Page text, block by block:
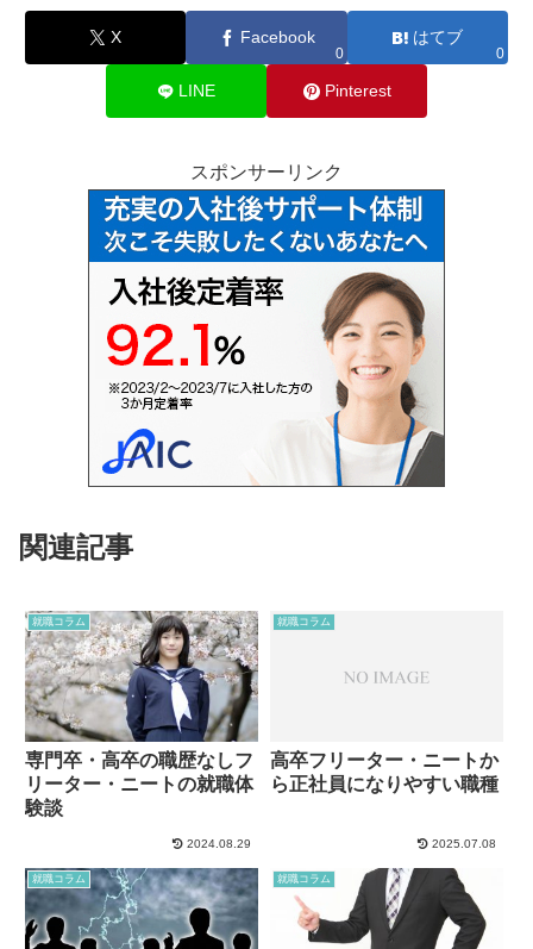
X Facebook
0
はてブ
0
LINE Pinterest
スポンサーリンク
関連記事
就職コラム
専門卒・高卒の職歴なしフ
リーター・ニートの就職体
験談
2024.08.29
就職コラム
高卒フリーター・ニートか
ら正社員になりやすい職種
2025.07.08
就職コラム 就職コラム